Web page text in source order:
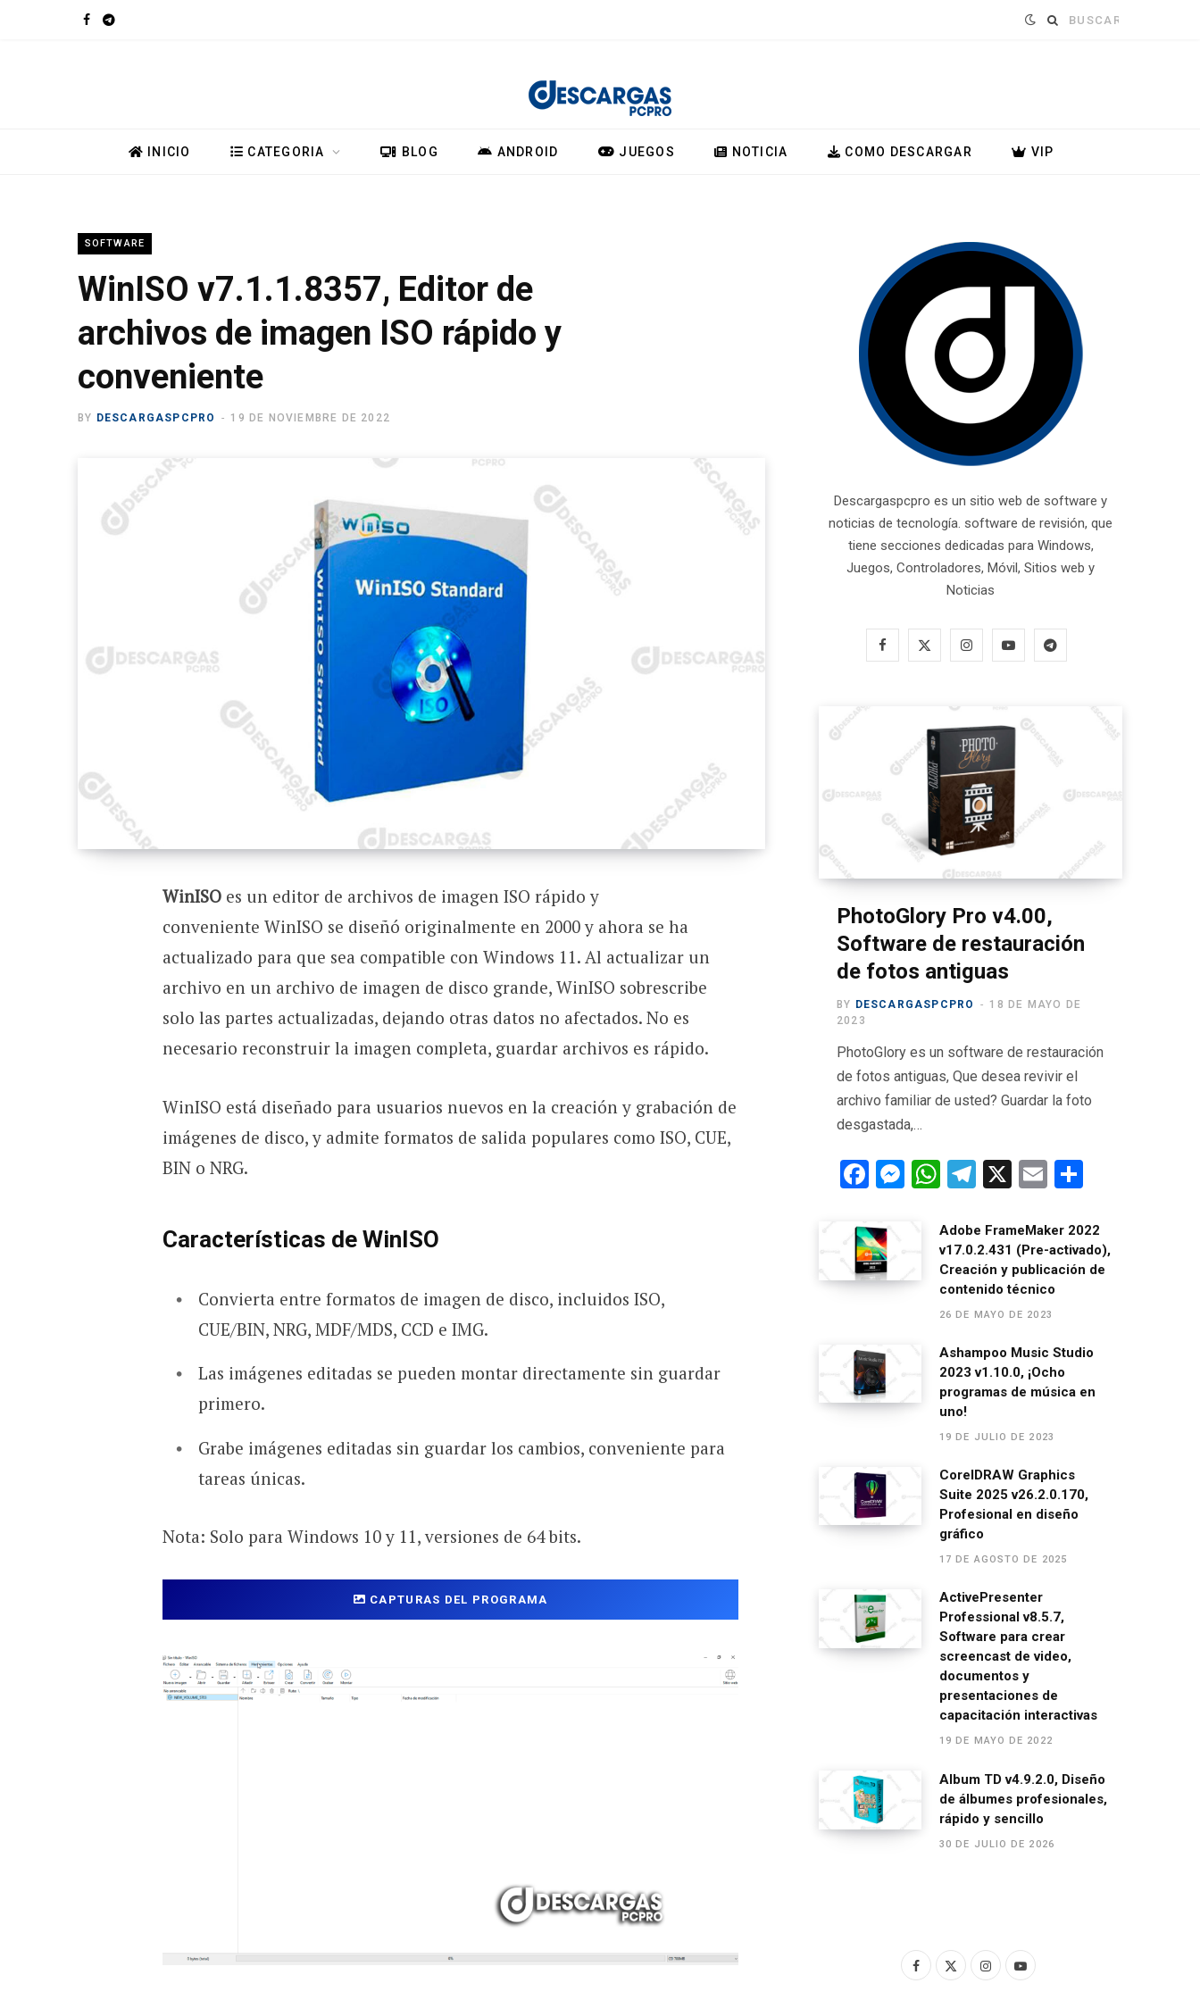
F
o
k
T
a
Buscar:
INICIO CATEGORIA BLOG ANDROID JUEGOS NOTICIA COMO DESCARGAR VIP
SOFTWARE
WinISO v7.1.1.8357, Editor de
archivos de imagen ISO rápido y
conveniente
BY DESCARGASPCPRO 19 DE NOVIEMBRE DE 2022
WinISOes un editor de archivos de imagen ISO rápido y
conveniente WinISO se diseñó originalmente en 2000 y ahora se ha
actualizado para que sea compatible con Windows 11. Al actualizar un
archivo en un archivo de imagen de disco grande, WinISO sobrescribe
solo las partes actualizadas, dejando otras datos no afectados. No es
necesario reconstruir la imagen completa, guardar archivos es rápido.
WinISO está diseñado para usuarios nuevos en la creación y grabación de
imágenes de disco, y admite formatos de salida populares como ISO, CUE,
BIN o NRG.
Características de WinISO
Convierta entre formatos de imagen de disco, incluidos ISO,
CUE/BIN, NRG, MDF/MDS, CCD e IMG.
Las imágenes editadas se pueden montar directamente sin guardar
primero.
Grabe imágenes editadas sin guardar los cambios, conveniente para
tareas únicas.
Nota: Solo para Windows 10 y 11, versiones de 64 bits.
CAPTURAS DEL PROGRAMA
Descargaspcpro es un sitio web de software y
noticias de tecnología. software de revisión, que
tiene secciones dedicadas para Windows,
Juegos, Controladores, Móvil, Sitios web y
Noticias
F
b
o
k
w
i
t
t
e
r
)
I
t
a
g
r
a
m
Y
u
b
e
T
m
PhotoGlory Pro v4.00,
Software de restauración
de fotos antiguas
BY DESCARGASPCPRO
18 DE MAYO DE
2023
PhotoGlory es un software de restauración
de fotos antiguas, Que desea revivir el
archivo familiar de usted? Guardar la foto
desgastada,…
F
ce
b
o
k
M
g
W
at
s
A
p
p
T
e
gr
a
m
X
E
ail m
p
Adobe FrameMaker 2022
v17.0.2.431 (Pre-activado),
Creación y publicación de
contenido técnico
26 DE MAYO DE 2023
Ashampoo Music Studio
2023 v1.10.0, ¡Ocho
programas de música en
uno!
19 DE JULIO DE 2023
CorelDRAW Graphics
Suite 2025 v26.2.0.170,
Profesional en diseño
gráfico
17 DE AGOSTO DE 2025
ActivePresenter
Professional v8.5.7,
Software para crear
screencast de video,
documentos y
presentaciones de
capacitación interactivas
19 DE MAYO DE 2022
Album TD v4.9.2.0, Diseño
de álbumes profesionales,
rápido y sencillo
30 DE JULIO DE 2026
F I Y